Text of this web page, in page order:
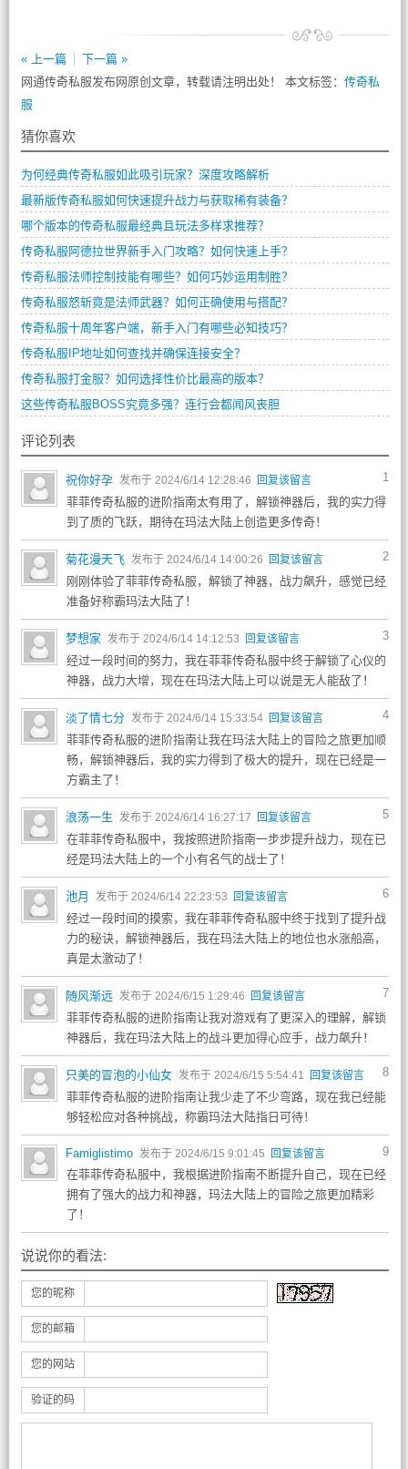
« 上一篇
下一篇 »
网通传奇私服发布网原创文章，转载请注明出处！ 本文标签： 传奇私
服
猜你喜欢
为何经典传奇私服如此吸引玩家？深度攻略解析
最新版传奇私服如何快速提升战力与获取稀有装备？
哪个版本的传奇私服最经典且玩法多样求推荐？
传奇私服阿德拉世界新手入门攻略？如何快速上手？
传奇私服法师控制技能有哪些？如何巧妙运用制胜？
传奇私服怒斩竟是法师武器？如何正确使用与搭配？
传奇私服十周年客户端，新手入门有哪些必知技巧？
传奇私服IP地址如何查找并确保连接安全？
传奇私服打金服？如何选择性价比最高的版本？
这些传奇私服BOSS究竟多强？连行会都闻风丧胆
评论列表
1
祝你好孕 发布于 2024/6/14 12:28:46 回复该留言
菲菲传奇私服的进阶指南太有用了，解锁神器后，我的实力得
到了质的飞跃，期待在玛法大陆上创造更多传奇！
2
菊花漫天飞 发布于 2024/6/14 14:00:26 回复该留言
刚刚体验了菲菲传奇私服，解锁了神器，战力飙升，感觉已经
准备好称霸玛法大陆了！
3
梦想家 发布于 2024/6/14 14:12:53 回复该留言
经过一段时间的努力，我在菲菲传奇私服中终于解锁了心仪的
神器，战力大增，现在在玛法大陆上可以说是无人能敌了！
4
淡了情七分 发布于 2024/6/14 15:33:54 回复该留言
菲菲传奇私服的进阶指南让我在玛法大陆上的冒险之旅更加顺
畅，解锁神器后，我的实力得到了极大的提升，现在已经是一
方霸主了！
5
浪荡一生 发布于 2024/6/14 16:27:17 回复该留言
在菲菲传奇私服中，我按照进阶指南一步步提升战力，现在已
经是玛法大陆上的一个小有名气的战士了！
6
池月 发布于 2024/6/14 22:23:53 回复该留言
经过一段时间的摸索，我在菲菲传奇私服中终于找到了提升战
力的秘诀，解锁神器后，我在玛法大陆上的地位也水涨船高，
真是太激动了！
7
随风渐远 发布于 2024/6/15 1:29:46 回复该留言
菲菲传奇私服的进阶指南让我对游戏有了更深入的理解，解锁
神器后，我在玛法大陆上的战斗更加得心应手，战力飙升！
8
只美的冒泡的小仙女 发布于 2024/6/15 5:54:41 回复该留言
菲菲传奇私服的进阶指南让我少走了不少弯路，现在我已经能
够轻松应对各种挑战，称霸玛法大陆指日可待！
9
Famiglistimo 发布于 2024/6/15 9:01:45 回复该留言
在菲菲传奇私服中，我根据进阶指南不断提升自己，现在已经
拥有了强大的战力和神器，玛法大陆上的冒险之旅更加精彩
了！
说说你的看法:
您的昵称
您的邮箱
您的网站
验证的码